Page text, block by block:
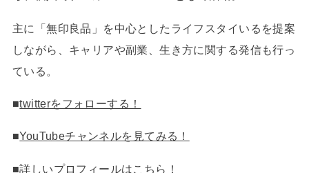
主に「無印良品」を中心としたライフスタイいるを提案
しながら、キャリアや副業、生き方に関する発信も行っ
ている。
■twitterをフォローする！
■YouTubeチャンネルを見てみる！
■詳しいプロフィールはこちら！